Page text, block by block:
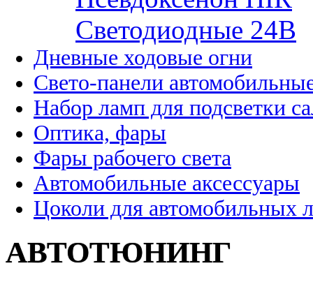
Cветодиодные 24B
Дневные ходовые огни
Свето-панели
Набор ламп для подсветки
Оптика, фары
Фары рабочего света
Автомобильные аксессуары
Цоколи для автомобильных
АВТОТЮНИНГ